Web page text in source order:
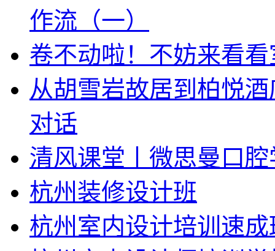
作流（一）
卷不动啦！不妨来看
从胡雪岩故居到柏悦
对话
清风课堂丨微思曼口
杭州装修设计班
杭州室内设计培训速成